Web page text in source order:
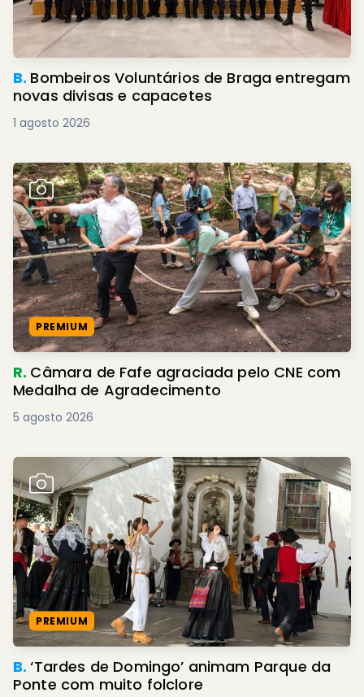
B. Bombeiros Voluntários de Braga entregam
novas divisas e capacetes
1 agosto 2026
PREMIUM
R. Câmara de Fafe agraciada pelo CNE com
Medalha de Agradecimento
5 agosto 2026
PREMIUM
B.‘Tardes de Domingo’ animam Parque da
Ponte com muito folclore